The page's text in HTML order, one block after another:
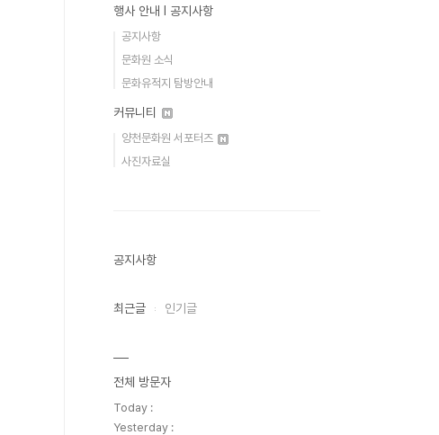
행사 안내 Ι 공지사항
공지사항
문화원 소식
문화유적지 탐방안내
커뮤니티
양천문화원 서포터즈
사진자료실
공지사항
최근글 인기글
전체 방문자
Today :
Yesterday :